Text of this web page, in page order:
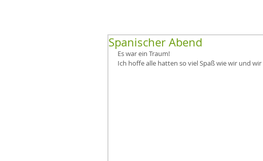
Spanischer Abend
Es war ein Traum!
Ich hoffe alle hatten so viel Spaß wie wir und